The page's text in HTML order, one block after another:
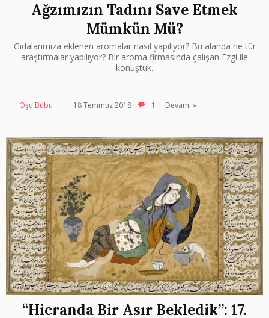
Ağzımızın Tadını Save Etmek
Mümkün Mü?
Gıdalarımıza eklenen aromalar nasıl yapılıyor? Bu alanda ne tür
araştırmalar yapılıyor? Bir aroma firmasında çalışan Ezgi ile
konuştuk.
Oşu Bubu 18 Temmuz 2018 1 Devamı »
“Hicranda Bir Asır Bekledik”: 17.